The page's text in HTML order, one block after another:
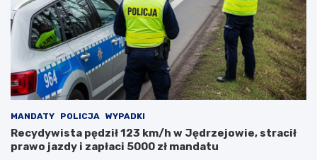
MANDATY POLICJA WYPADKI
Recydywista pędził 123 km/h w Jędrzejowie, stracił
prawo jazdy i zapłaci 5000 zł mandatu